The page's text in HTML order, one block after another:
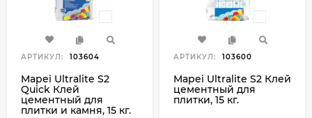
АРТИКУЛ: 103604
Mapei Ultralite S2
Quick Клей
цементный для
плитки и камня, 15 кг.
АРТИКУЛ: 103600
Mapei Ultralite S2 Клей
цементный для
плитки, 15 кг.